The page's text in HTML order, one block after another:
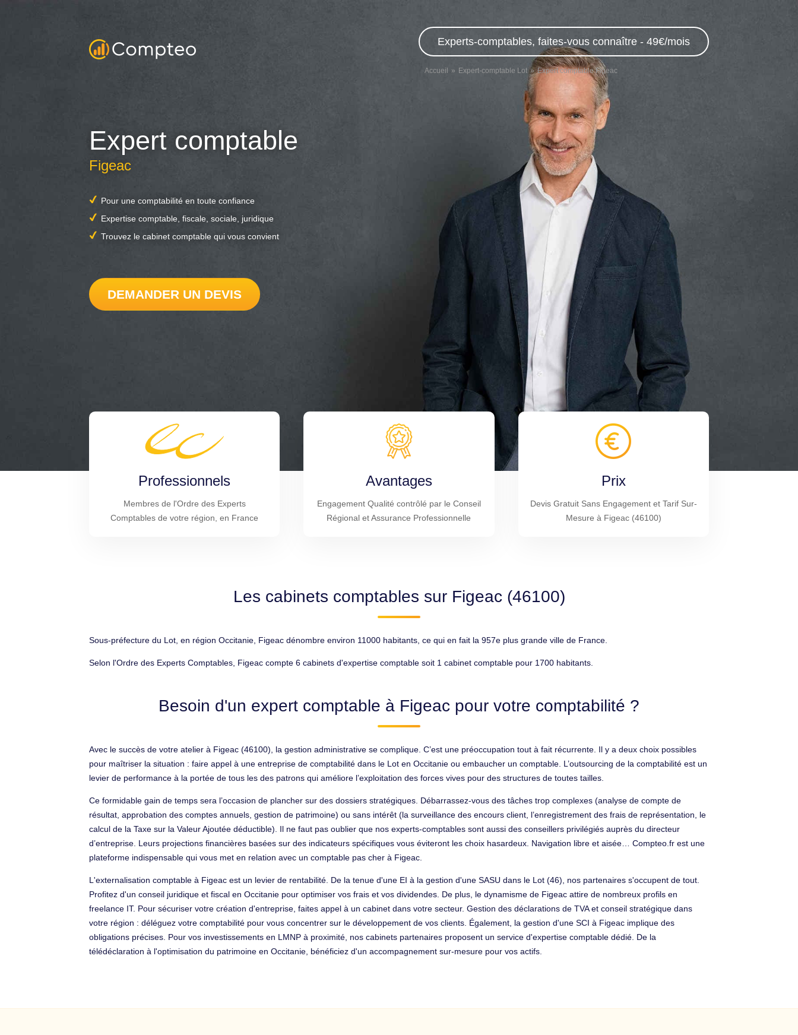
Experts-comptables, faites-vous connaître - 49€/mois
Accueil Expert-comptable Lot Expert comptable Figeac
Expert comptable
Figeac
Pour une comptabilité en toute confiance
Expertise comptable, fiscale, sociale, juridique
Trouvez le cabinet comptable qui vous convient
DEMANDER UN DEVIS
Professionnels
Membres de l'Ordre des Experts
Comptables de votre région, en France
Avantages
Engagement Qualité contrôlé par le Conseil
Régional et Assurance Professionnelle
Prix
Devis Gratuit Sans Engagement et Tarif Sur-
Mesure à Figeac (46100)
Les cabinets comptables sur Figeac (46100)
Sous-préfecture du Lot, en région Occitanie, Figeac dénombre environ 11000 habitants, ce qui en fait la 957e plus grande ville de France.
Selon l'Ordre des Experts Comptables, Figeac compte 6 cabinets d'expertise comptable soit 1 cabinet comptable pour 1700 habitants.
Besoin d'un expert comptable à Figeac pour votre comptabilité ?
Avec le succès de votre atelier à Figeac (46100), la gestion administrative se complique. C’est une préoccupation tout à fait récurrente. Il y a deux choix possibles
pour maîtriser la situation : faire appel à une entreprise de comptabilité dans le Lot en Occitanie ou embaucher un comptable. L’outsourcing de la comptabilité est un
levier de performance à la portée de tous les des patrons qui améliore l’exploitation des forces vives pour des structures de toutes tailles.
Ce formidable gain de temps sera l’occasion de plancher sur des dossiers stratégiques. Débarrassez-vous des tâches trop complexes (analyse de compte de
résultat, approbation des comptes annuels, gestion de patrimoine) ou sans intérêt (la surveillance des encours client, l’enregistrement des frais de représentation, le
calcul de la Taxe sur la Valeur Ajoutée déductible). Il ne faut pas oublier que nos experts-comptables sont aussi des conseillers privilégiés auprès du directeur
d’entreprise. Leurs projections financières basées sur des indicateurs spécifiques vous éviteront les choix hasardeux. Navigation libre et aisée… Compteo.fr est une
plateforme indispensable qui vous met en relation avec un comptable pas cher à Figeac.
L'externalisation comptable à Figeac est un levier de rentabilité. De la tenue d'une EI à la gestion d'une SASU dans le Lot (46), nos partenaires s'occupent de tout.
Profitez d'un conseil juridique et fiscal en Occitanie pour optimiser vos frais et vos dividendes. De plus, le dynamisme de Figeac attire de nombreux profils en
freelance IT. Pour sécuriser votre création d'entreprise, faites appel à un cabinet dans votre secteur. Gestion des déclarations de TVA et conseil stratégique dans
votre région : déléguez votre comptabilité pour vous concentrer sur le développement de vos clients. Également, la gestion d'une SCI à Figeac implique des
obligations précises. Pour vos investissements en LMNP à proximité, nos cabinets partenaires proposent un service d'expertise comptable dédié. De la
télédéclaration à l'optimisation du patrimoine en Occitanie, bénéficiez d'un accompagnement sur-mesure pour vos actifs.